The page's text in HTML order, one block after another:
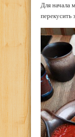
Для начала
перекусить